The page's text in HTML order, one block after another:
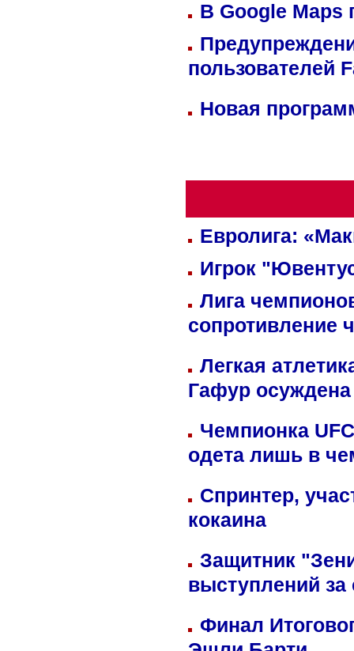
В Google Maps
пользователей
Новая
Евролига:
Игрок
Лига
сопротивление
Легкая
Гафур осуждена
Чемпионка
одета лишь в
Спринтер,
кокаина
Защитник
выступлений
Финал